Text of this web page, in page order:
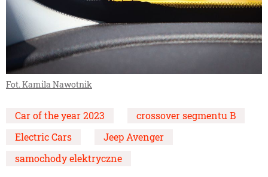
Fot. Kamila Nawotnik
Car of the year 2023
crossover segmentu B
Electric Cars
Jeep Avenger
samochody elektryczne